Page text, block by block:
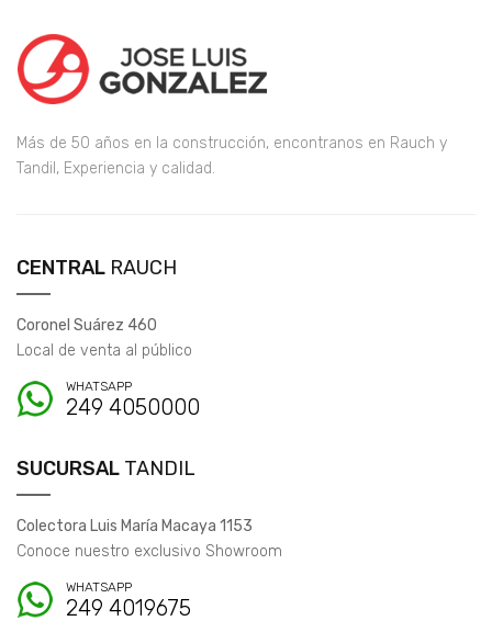
Más de 50 años en la construcción, encontranos en Rauch y
Tandil, Experiencia y calidad.
CENTRAL RAUCH
Coronel Suárez 460
Local de venta al público
WHATSAPP
249 4050000
SUCURSAL TANDIL
Colectora Luis María Macaya 1153
Conoce nuestro exclusivo Showroom
WHATSAPP
249 4019675